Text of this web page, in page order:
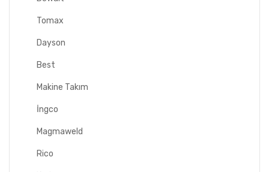
Tomax
Dayson
Best
Makine Takım
İngco
Magmaweld
Rico